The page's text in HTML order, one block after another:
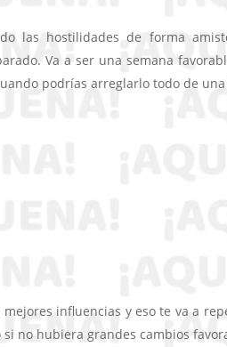
las hostilidades de forma
Va a ser una semana
podrías arreglarlo todo de
mejores influencias y eso te va a
no hubiera grandes cambios